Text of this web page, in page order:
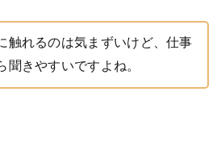
触れるのは気まずいけど、仕事
聞きやすいですよね。